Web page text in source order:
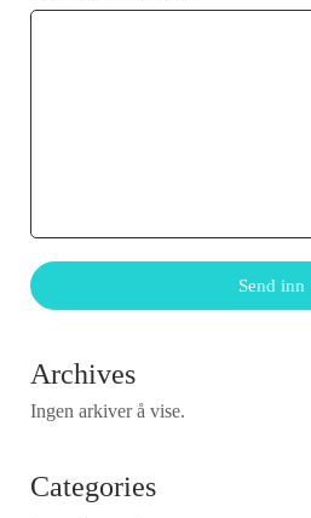
Archives
Ingen arkiver å vise.
Categories